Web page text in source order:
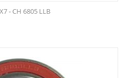
- CH 6805 LLB